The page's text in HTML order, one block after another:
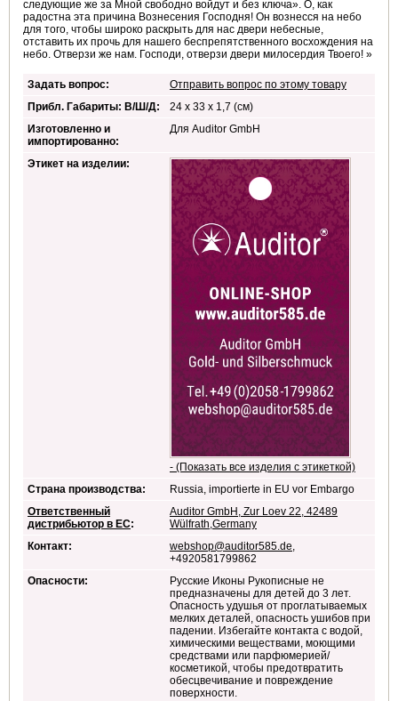
следующие же за Мной свободно войдут и без ключа». О, как
радостна эта причина Вознесения Господня! Он вознесся на небо
для того, чтобы широко раскрыть для нас двери небесные,
отставить их прочь для нашего беспрепятственного восхождения на
небо. Отверзи же нам. Господи, отверзи двери милосердия Твоего! »
Задать вопрос:
Отправить вопрос по этому товару
Прибл. Габариты: В/Ш/Д:
24 x 33 x 1,7 (см)
Изготовленно и
импортированно:
Для Auditor GmbH
Этикет на изделии:
- (Показать все изделия с этикеткой)
Страна производства:
Russia, importierte in EU vor Embargo
Ответственный
дистрибьютор в ЕС:
Auditor GmbH, Zur Loev 22, 42489
Wülfrath,Germany
Контакт:
webshop@auditor585.de,
+4920581799862
Опасности:
Русские Иконы Рукописные не
предназначены для детей до 3 лет.
Опасность удушья от проглатываемых
мелких деталей, опасность ушибов при
падении. Избегайте контакта с водой,
химическими веществами, моющими
средствами или парфюмерией/
косметикой, чтобы предотвратить
обесцвечивание и повреждение
поверхности.